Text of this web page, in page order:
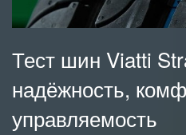
Тест шин Viatti
надёжность,
управляемость